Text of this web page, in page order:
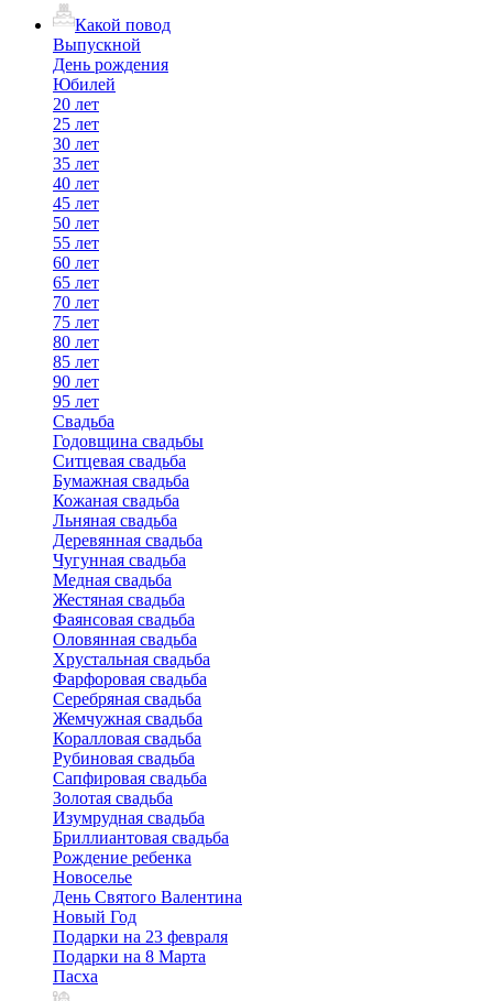
Какой повод
Выпускной
День рождения
Юбилей
20 лет
25 лет
30 лет
35 лет
40 лет
45 лет
50 лет
55 лет
60 лет
65 лет
70 лет
75 лет
80 лет
85 лет
90 лет
95 лет
Свадьба
Годовщина свадьбы
Ситцевая свадьба
Бумажная свадьба
Кожаная свадьба
Льняная свадьба
Деревянная свадьба
Чугунная свадьба
Медная свадьба
Жестяная свадьба
Фаянсовая свадьба
Оловянная свадьба
Хрустальная свадьба
Фарфоровая свадьба
Серебряная свадьба
Жемчужная свадьба
Коралловая свадьба
Рубиновая свадьба
Сапфировая свадьба
Золотая свадьба
Изумрудная свадьба
Бриллиантовая свадьба
Рождение ребенка
Новоселье
День Святого Валентина
Новый Год
Подарки на 23 февраля
Подарки на 8 Марта
Пасха